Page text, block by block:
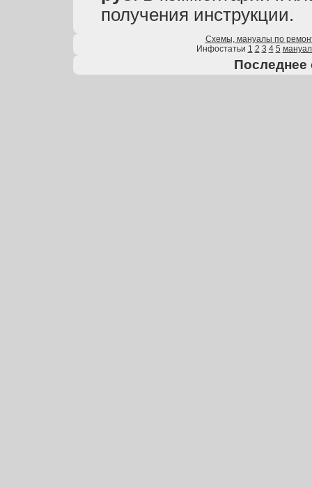
получения инструкции.
Схемы, мануалы по
Инфостатьи 1 2 3 4 5